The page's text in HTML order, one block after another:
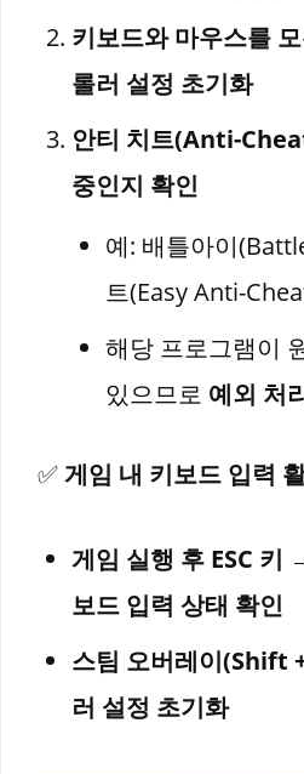
키보드와 마우스를
롤러 설정 초기화
안티 치트(Anti-
중인지 확인
예: 배틀아이
트(Easy Anti-
해당 프로그램이
있으므로 예외 처
✅게임 내 키보드 입력
게임 실행 후 ESC 키
보드 입력 상태 확인
스팀 오버레이(Shift
러 설정 초기화